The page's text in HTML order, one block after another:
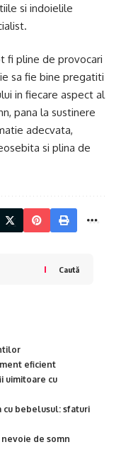
si indoielile
fi pline de provocari
sa fie bine pregatiti
in fiecare aspect al
pana la sustinere
adecvata,
si plina de
Caută
eficient
uimitoare cu
cu bebelusul: sfaturi
de somn